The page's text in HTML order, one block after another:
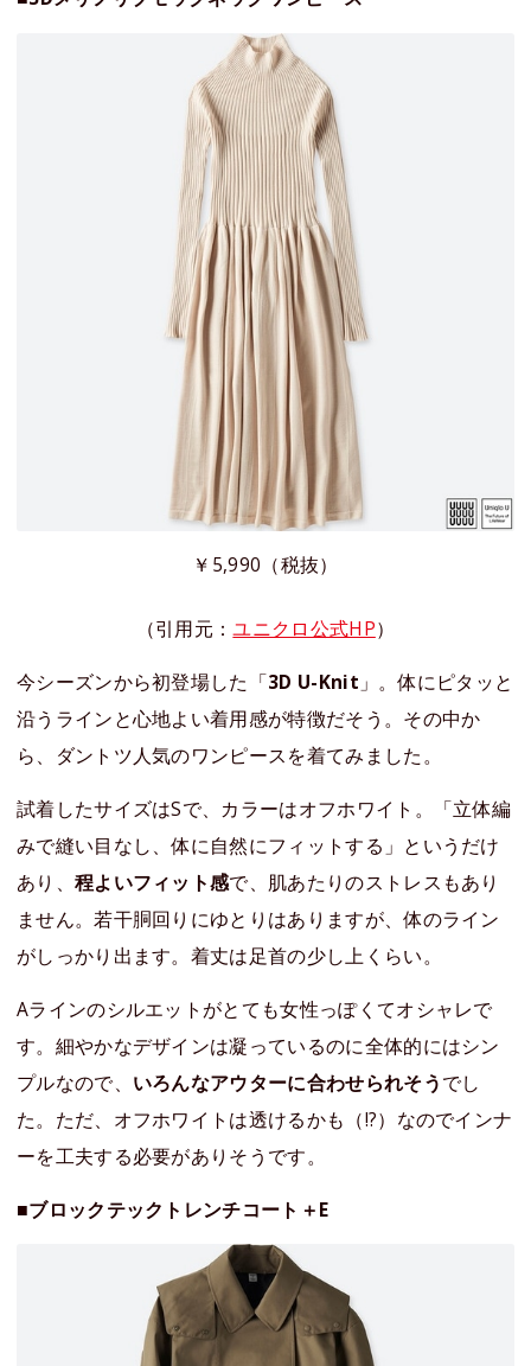
￥5,990（税抜）
（引用元：ユニクロ公式HP）
今シーズンから初登場した「3D U-Knit 」。体にピタッと
沿うラインと心地よい着用感が特徴だそう。その中か
ら、ダントツ人気のワンピースを着てみました。
試着したサイズはSで、カラーはオフホワイト。「立体編
みで縫い目なし、体に自然にフィットする」というだけ
あり、 程よいフィット感で、肌あたりのストレスもあり
ません。若干胴回りにゆとりはありますが、体のライン
がしっかり出ます。着丈は足首の少し上くらい。
Aラインのシルエットがとても女性っぽくてオシャレで
す。細やかなデザインは凝っているのに全体的にはシン
プルなので、 いろんなアウターに合わせられそうでし
た。ただ、オフホワイトは透けるかも（!?）なのでインナ
ーを工夫する必要がありそうです。
■ブロックテックトレンチコート＋E